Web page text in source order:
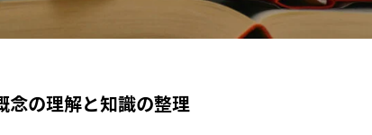
念の理解と知識の整理